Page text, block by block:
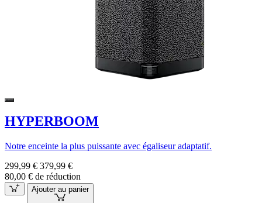
HYPERBOOM
Notre enceinte la plus puissante avec égaliseur adaptatif.
299,99 € 379,99 €
80,00 € de réduction
Ajouter au panier